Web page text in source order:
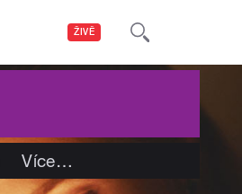
ŽIVĚ
Více…